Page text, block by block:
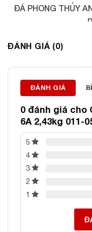
ĐÁ PHONG THỦY
ĐÁNH GIÁ (0)
ĐÁNH GIÁ
0 đánh giá cho
6A 2,43kg 011-
5
4
3
2
1